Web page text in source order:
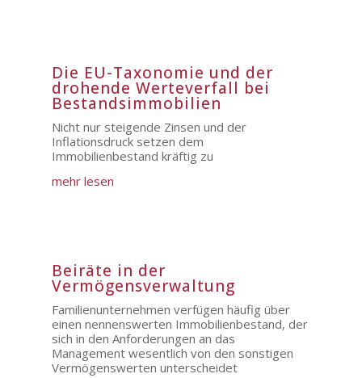
Die EU-Taxonomie und der
drohende Werteverfall bei
Bestandsimmobilien
Nicht nur steigende Zinsen und der
Inflationsdruck setzen dem
Immobilienbestand kräftig zu
mehr lesen
Beiräte in der
Vermögensverwaltung
Familienunternehmen verfügen häufig über
einen nennenswerten Immobilienbestand, der
sich in den Anforderungen an das
Management wesentlich von den sonstigen
Vermögenswerten unterscheidet